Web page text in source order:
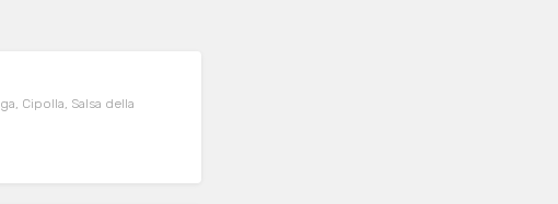
Cipolla, Salsa della